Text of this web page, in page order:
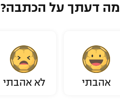
מה דעתך על הכתבה?
אהבתי לא אהבתי